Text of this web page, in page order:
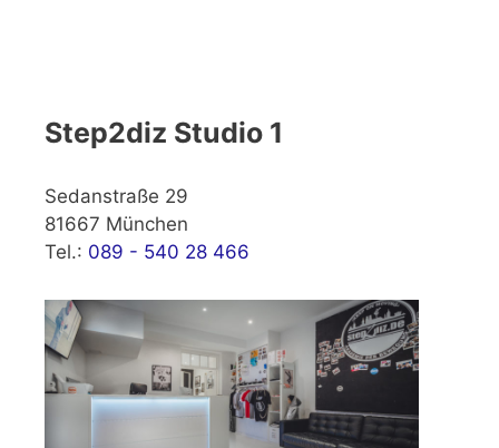
Step2diz Studio 1
Sedanstraße 29
81667 München
Tel.: 089 - 540 28 466